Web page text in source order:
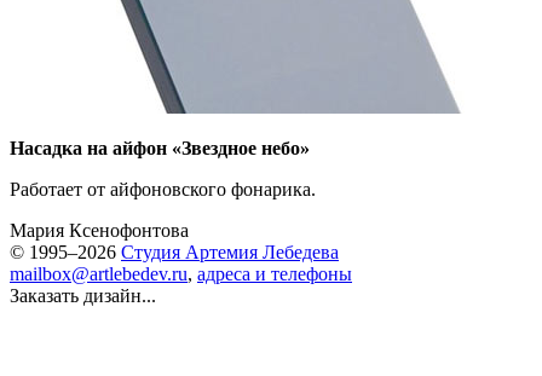
Насадка на айфон «Звездное небо»
Работает от айфоновского фонарика.
Мария Ксенофонтова
© 1995–2026 Студия Артемия Лебедева
mailbox@artlebedev.ru, адреса и телефоны
Заказать дизайн...